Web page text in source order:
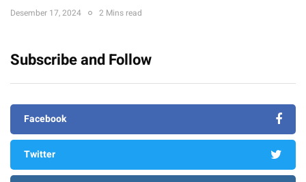
Desember 17, 2024 2 Mins read
Subscribe and Follow
Facebook
Twitter